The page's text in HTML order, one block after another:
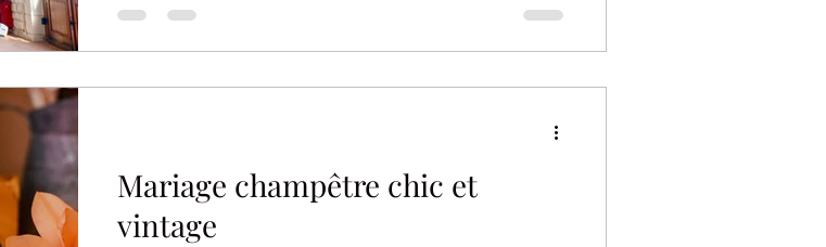
Mariage champêtre chic et
vintage